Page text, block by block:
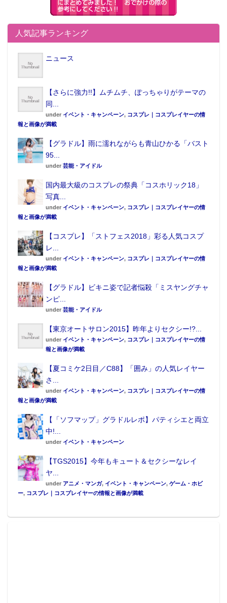
人気記事ランキング
ニュース
【さらに強力!!】ムチムチ、ぽっちゃりがテーマの
同...
under イベント・キャンペーン, コスプレ｜コスプレイヤーの情
報と画像が満載
【グラドル】雨に濡れながらも青山ひかる「バスト
95...
under 芸能・アイドル
国内最大級のコスプレの祭典「コスホリック18」
写真...
under イベント・キャンペーン, コスプレ｜コスプレイヤーの情
報と画像が満載
【コスプレ】「ストフェス2018」彩る人気コスプ
レ...
under イベント・キャンペーン, コスプレ｜コスプレイヤーの情
報と画像が満載
【グラドル】ビキニ姿で記者悩殺「ミスヤングチャ
ンピ...
under 芸能・アイドル
【東京オートサロン2015】昨年よりセクシー!?...
under イベント・キャンペーン, コスプレ｜コスプレイヤーの情
報と画像が満載
【夏コミケ2日目／C88】「囲み」の人気レイヤー
さ...
under イベント・キャンペーン, コスプレ｜コスプレイヤーの情
報と画像が満載
【「ソフマップ」グラドルレポ】パティシエと両立
中!...
under イベント・キャンペーン
【TGS2015】今年もキュート＆セクシーなレイ
ヤ...
under アニメ・マンガ, イベント・キャンペーン, ゲーム・ホビ
ー, コスプレ｜コスプレイヤーの情報と画像が満載